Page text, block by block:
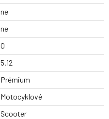
ne
ne
0
5.12
Prémium
Motocyklové
Scooter